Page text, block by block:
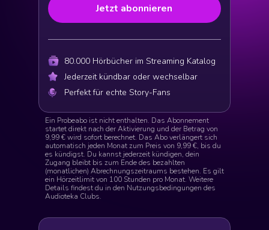
Jetzt abonnieren
80.000 Hörbücher im Streaming Katalog
Jederzeit kündbar oder wechselbar
Perfekt für echte Story-Fans
Ein Probeabo ist nicht enthalten. Das Abonnement
startet direkt nach der Aktivierung und der Betrag von
9,99 € wird sofort berechnet. Das Abo verlängert sich
automatisch jeden Monat zum Preis von 9,99 €, bis du
es kündigst. Du kannst jederzeit kündigen, dein
Zugang bleibt bis zum Ende des bezahlten
(monatlichen) Abrechnungszeitraums bestehen. Es gilt
ein Hörzeitlimit von 100 Stunden pro Monat. Weitere
Details findest du in den Nutzungsbedingungen des
Audioteka Clubs.